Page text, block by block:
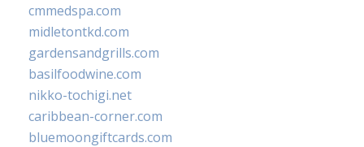
cmmedspa.com
midletontkd.com
gardensandgrills.com
basilfoodwine.com
nikko-tochigi.net
caribbean-corner.com
bluemoongiftcards.com